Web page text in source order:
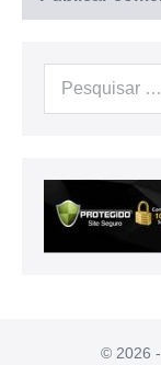
Procurar:
© 2026